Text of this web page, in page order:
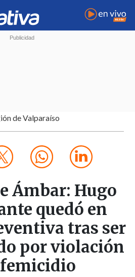
de Valparaíso
Ámbar: Hugo
quedó en
tras ser
por violación